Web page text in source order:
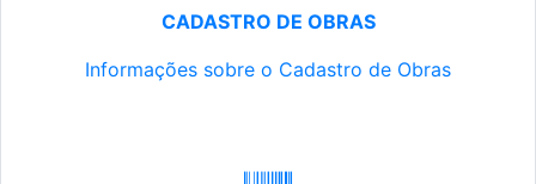
CADASTRO DE OBRAS
Informações sobre o Cadastro de Obras